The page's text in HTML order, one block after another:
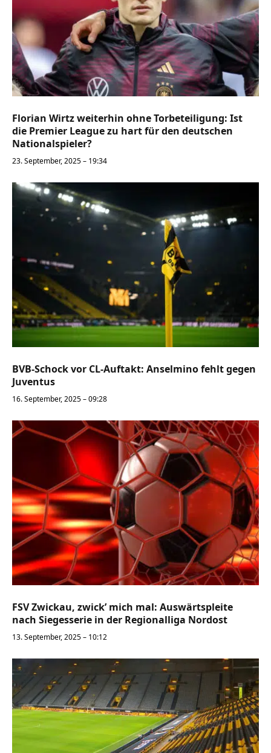
Florian Wirtz weiterhin ohne Torbeteiligung: Ist
die Premier League zu hart für den deutschen
Nationalspieler?
23. September, 2025 – 19:34
BVB-Schock vor CL-Auftakt: Anselmino fehlt gegen
Juventus
16. September, 2025 – 09:28
FSV Zwickau, zwick’ mich mal: Auswärtspleite
nach Siegesserie in der Regionalliga Nordost
13. September, 2025 – 10:12